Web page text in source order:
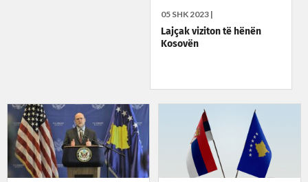
05 SHK 2023 |
Lajçak viziton të hënën
Kosovën